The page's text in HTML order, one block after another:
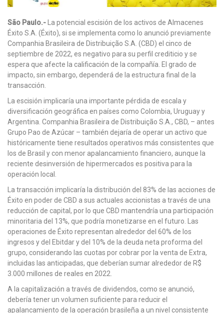
São Paulo.-La potencial escisión de los activos de Almacenes
Éxito S.A. (Éxito), si se implementa como lo anunció previamente
Companhia Brasileira de Distribuição S.A. (CBD) el cinco de
septiembre de 2022, es negativo para su perfil crediticio y se
espera que afecte la calificación de la compañía. El grado de
impacto, sin embargo, dependerá de la estructura final de la
transacción.
La escisión implicaría una importante pérdida de escala y
diversificación geográfica en países como Colombia, Uruguay y
Argentina. Companhia Brasileira de Distribuição S.A., CBD, – antes
Grupo Pao de Azúcar – también dejaría de operar un activo que
históricamente tiene resultados operativos más consistentes que
los de Brasil y con menor apalancamiento financiero, aunque la
reciente desinversión de hipermercados es positiva para la
operación local.
La transacción implicaría la distribución del 83% de las acciones de
Éxito en poder de CBD a sus actuales accionistas a través de una
reducción de capital, por lo que CBD mantendría una participación
minoritaria del 13%, que podría monetizarse en el futuro. Las
operaciones de Éxito representan alrededor del 60% de los
ingresos y del Ebitdar y del 10% de la deuda neta proforma del
grupo, considerando las cuotas por cobrar por la venta de Extra,
incluidas las anticipadas, que deberían sumar alrededor de R$
3.000 millones de reales en 2022.
A la capitalización a través de dividendos, como se anunció,
debería tener un volumen suficiente para reducir el
apalancamiento de la operación brasileña a un nivel consistente